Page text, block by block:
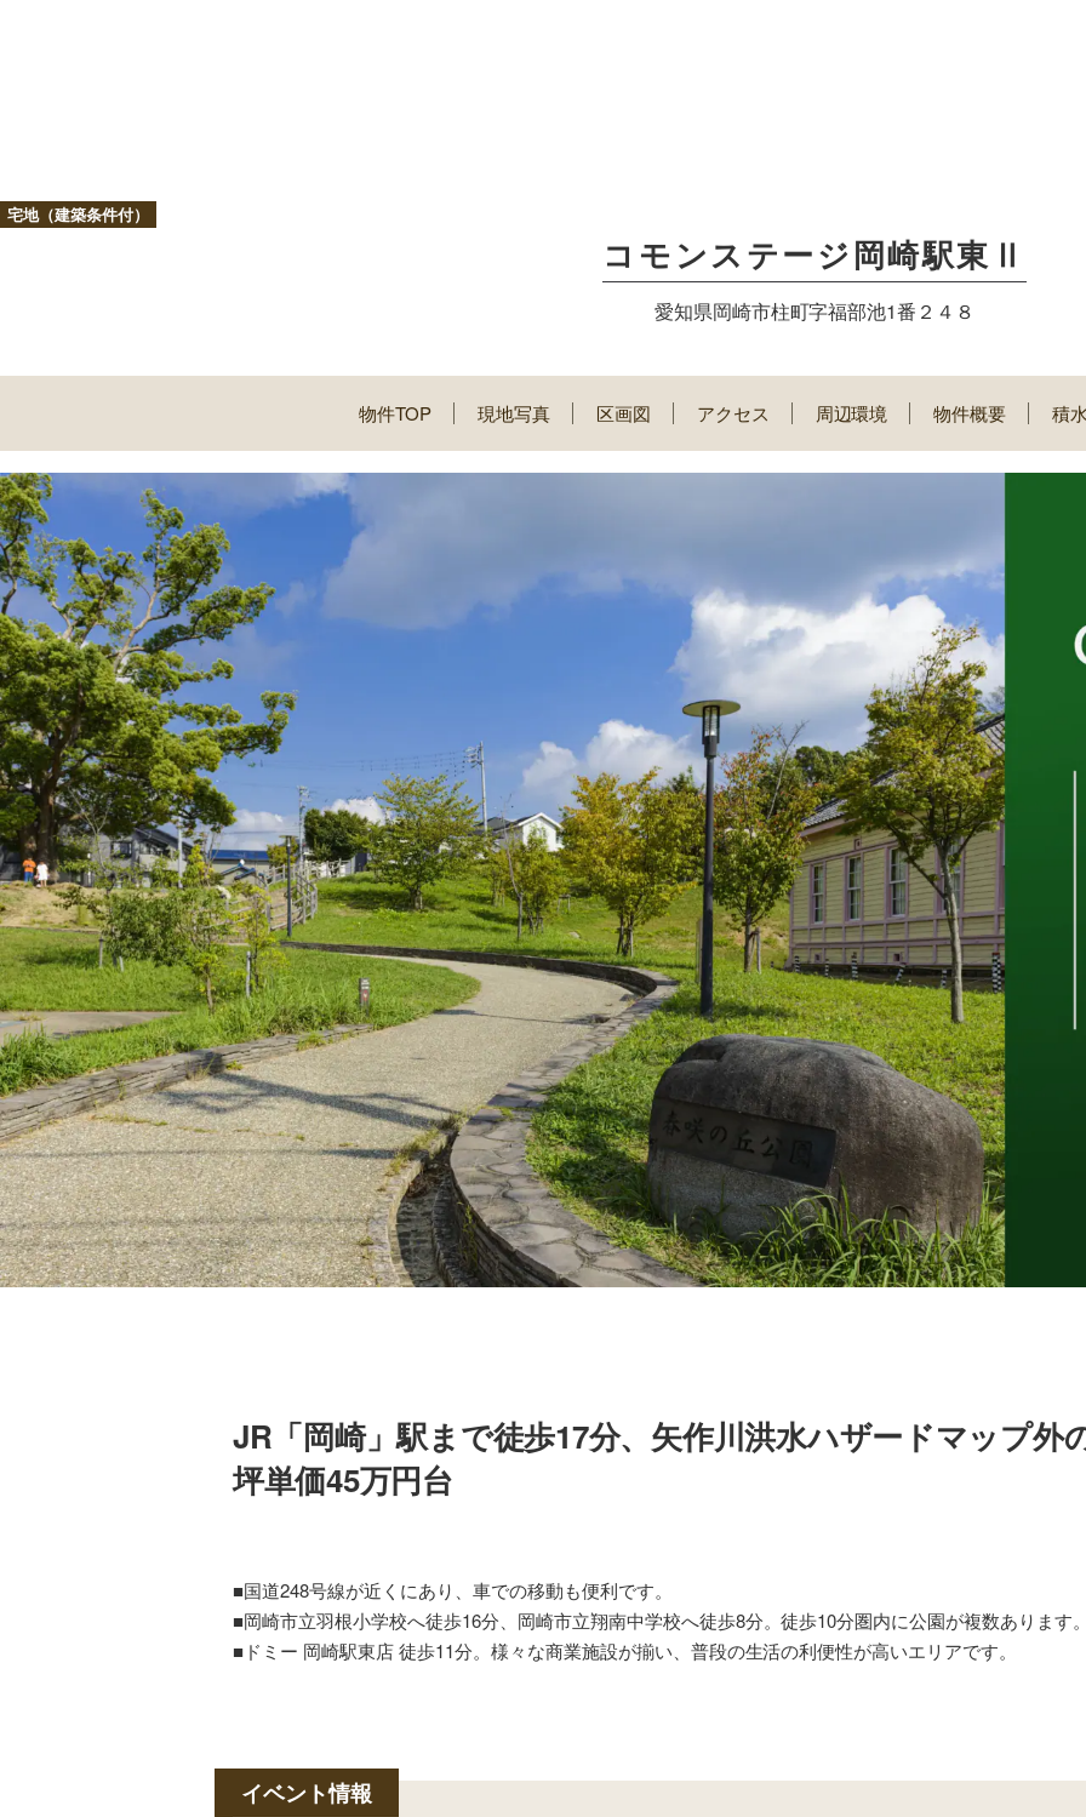
宅地（建築条件付）
コモンステージ岡崎駅東Ⅱ
愛知県岡崎市柱町字福部池1番２４８
物件TOP 現地写真 区画図 アクセス 周辺環境 物件概要 積
JR「岡崎」駅まで徒歩17分、矢作川洪水ハザードマップ外
坪単価45万円台
■国道248号線が近くにあり、車での移動も便利です。
■岡崎市立羽根小学校へ徒歩16分、岡崎市立翔南中学校へ徒歩8分。徒歩10分圏内に公園が複数あります
■ドミー 岡崎駅東店 徒歩11分。様々な商業施設が揃い、普段の生活の利便性が高いエリアです。